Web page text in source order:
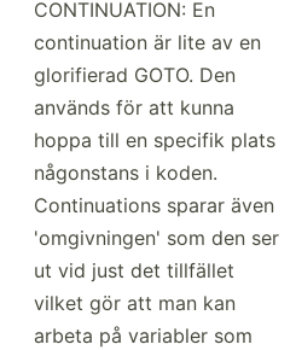
CONTIN­UATION: En
contin­uation är lite av en
glorif­ierad GOTO. Den
används för att kunna
hoppa till en specifik plats
någonstans i koden.
Contin­uations sparar även
'omgiv­ningen' som den ser
ut vid just det tillfället
vilket gör att man kan
arbeta på variabler som